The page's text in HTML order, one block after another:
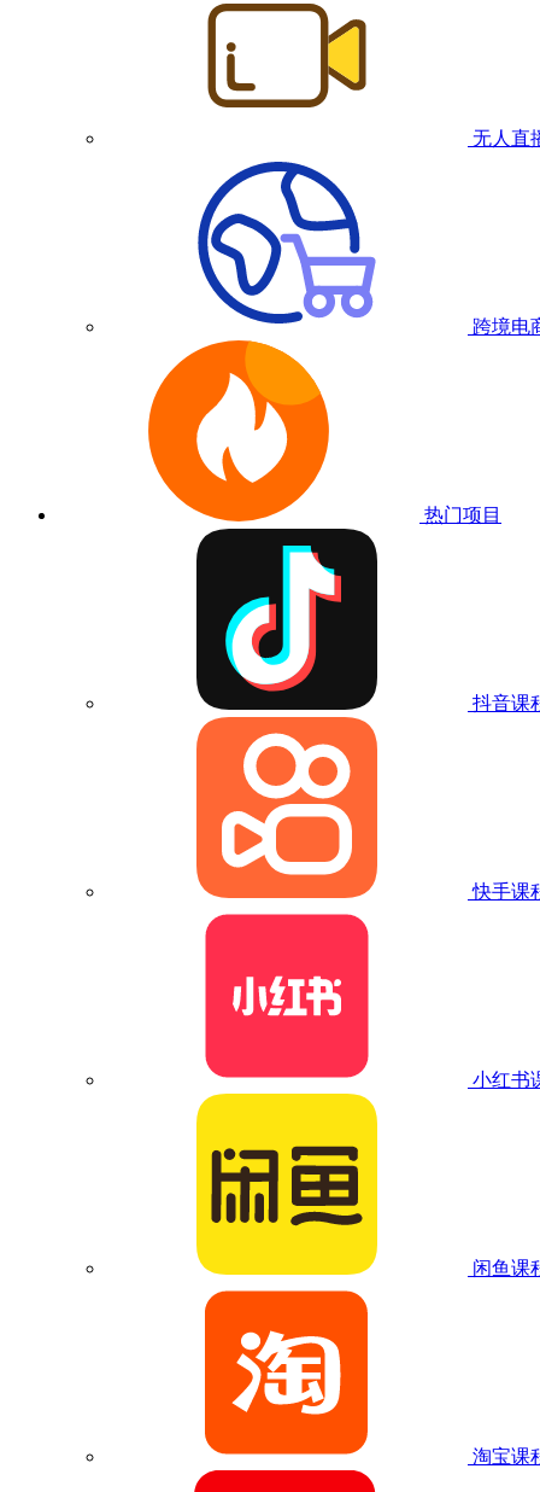
无人直
跨境电
热门项目
抖音课
快手课
小红书
闲鱼课
淘宝课